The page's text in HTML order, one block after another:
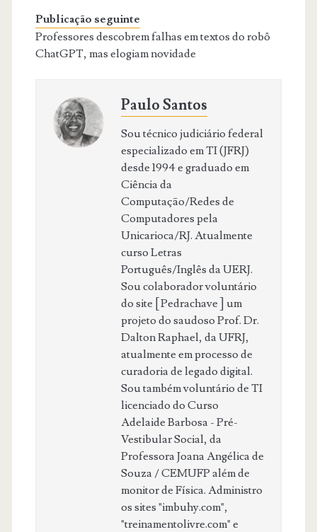
Publicação seguinte
Professores descobrem falhas em textos do robô
ChatGPT, mas elogiam novidade
Paulo Santos
Sou técnico judiciário federal
especializado em TI (JFRJ)
desde 1994 e graduado em
Ciência da
Computação/Redes de
Computadores pela
Unicarioca/RJ. Atualmente
curso Letras
Português/Inglês da UERJ.
Sou colaborador voluntário
do site [ Pedrachave ] um
projeto do saudoso Prof. Dr.
Dalton Raphael, da UFRJ,
atualmente em processo de
curadoria de legado digital.
Sou também voluntário de TI
licenciado do Curso
Adelaide Barbosa - Pré-
Vestibular Social, da
Professora Joana Angélica de
Souza / CEMUFP além de
monitor de Física. Administro
os sites "imbuhy.com",
"treinamentolivre.com" e